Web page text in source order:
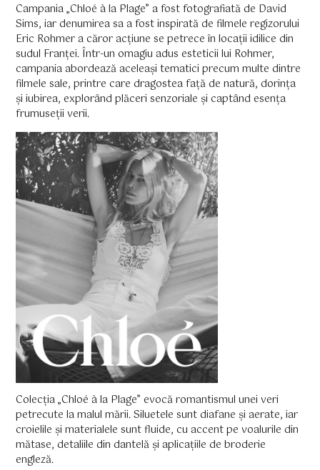
Campania „Chloé à la Plage” a fost fotografiată de David
Sims, iar denumirea sa a fost inspirată de filmele regizorului
Eric Rohmer a căror acțiune se petrece în locații idilice din
sudul Franței. Într-un omagiu adus esteticii lui Rohmer,
campania abordează aceleași tematici precum multe dintre
filmele sale, printre care dragostea față de natură, dorința
și iubirea, explorând plăceri senzoriale și captând esența
frumuseții verii.
Colecția „Chloé à la Plage” evocă romantismul unei veri
petrecute la malul mării. Siluetele sunt diafane și aerate, iar
croielile și materialele sunt fluide, cu accent pe voalurile din
mătase, detaliile din dantelă și aplicațiile de broderie
engleză.